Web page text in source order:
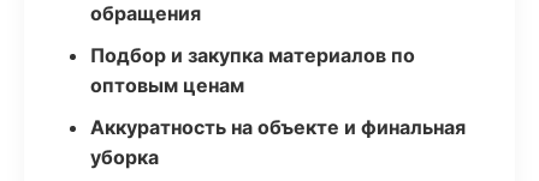
обращения
Подбор и закупка материалов по
оптовым ценам
Аккуратность на объекте и финальная
уборка